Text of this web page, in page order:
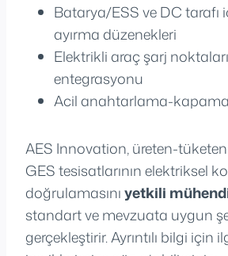
Batarya/ESS ve DC tarafı
ayırma düzenekleri
Elektrikli araç şarj
entegrasyonu
Acil anahtarlama-
AES Innovation, üreten-
GES tesisatlarının elektriksel
doğrulamasınıyetkili
standart ve mevzuata uygun
gerçekleştirir. Ayrıntılı bilgi için